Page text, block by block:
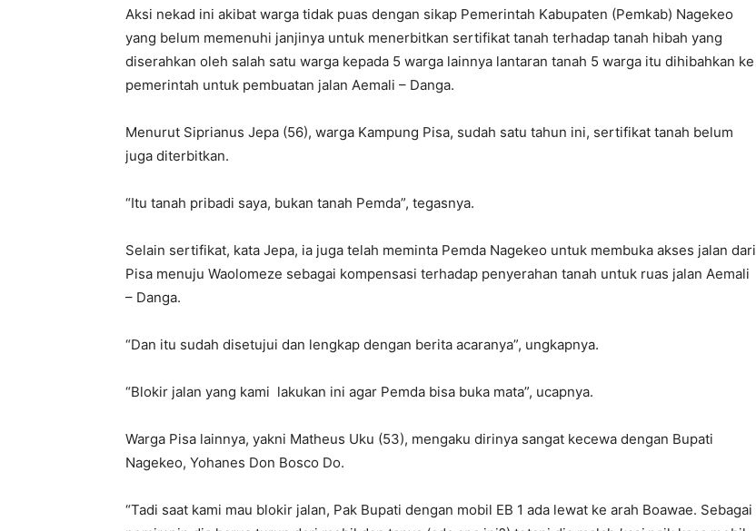
Aksi nekad ini akibat warga tidak puas dengan sikap Pemerintah Kabupaten (Pemkab) Nagekeo
yang belum memenuhi janjinya untuk menerbitkan sertifikat tanah terhadap tanah hibah yang
diserahkan oleh salah satu warga kepada 5 warga lainnya lantaran tanah 5 warga itu dihibahkan ke
pemerintah untuk pembuatan jalan Aemali – Danga.
Menurut Siprianus Jepa (56), warga Kampung Pisa, sudah satu tahun ini, sertifikat tanah belum
juga diterbitkan.
“Itu tanah pribadi saya, bukan tanah Pemda”, tegasnya.
Selain sertifikat, kata Jepa, ia juga telah meminta Pemda Nagekeo untuk membuka akses jalan dari
Pisa menuju Waolomeze sebagai kompensasi terhadap penyerahan tanah untuk ruas jalan Aemali
– Danga.
“Dan itu sudah disetujui dan lengkap dengan berita acaranya”, ungkapnya.
“Blokir jalan yang kami lakukan ini agar Pemda bisa buka mata”, ucapnya.
Warga Pisa lainnya, yakni Matheus Uku (53), mengaku dirinya sangat kecewa dengan Bupati
Nagekeo, Yohanes Don Bosco Do.
“Tadi saat kami mau blokir jalan, Pak Bupati dengan mobil EB 1 ada lewat ke arah Boawae. Sebagai